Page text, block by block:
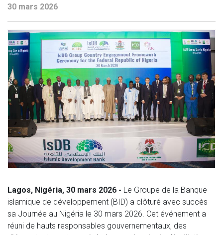
30 mars 2026
Lagos, Nigéria, 30 mars 2026 - Le Groupe de la Banque
islamique de développement (BID) a clôturé avec succès
sa Journée au Nigéria le 30 mars 2026. Cet événement a
réuni de hauts responsables gouvernementaux, des